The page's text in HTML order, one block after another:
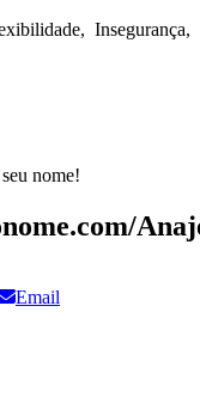
Insegurança,
nome!
Email